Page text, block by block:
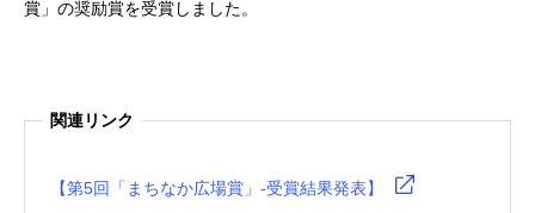
賞」の奨励賞を受賞しました。
関連リンク
【第5回「まちなか広場賞」-受賞結果発表】